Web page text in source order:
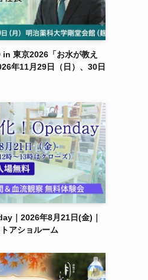
東京2026「お水が教え
年11月29日（日）、30日
｜2026年8月21日(金)｜
アショルーム